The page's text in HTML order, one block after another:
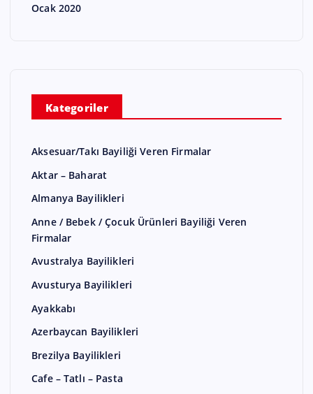
Ocak 2020
Kategoriler
Aksesuar/Takı Bayiliği Veren Firmalar
Aktar – Baharat
Almanya Bayilikleri
Anne / Bebek / Çocuk Ürünleri Bayiliği Veren
Firmalar
Avustralya Bayilikleri
Avusturya Bayilikleri
Ayakkabı
Azerbaycan Bayilikleri
Brezilya Bayilikleri
Cafe – Tatlı – Pasta